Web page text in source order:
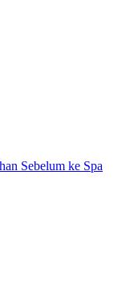
Sebelum ke Spa